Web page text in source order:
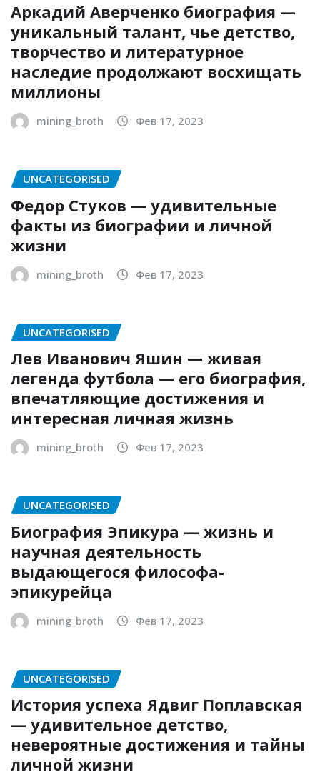
Аркадий Аверченко биография —
уникальный талант, чье детство,
творчество и литературное
наследие продолжают восхищать
миллионы
mining_broth Фев 17, 2023
UNCATEGORISED
Федор Стуков — удивительные
факты из биографии и личной
жизни
mining_broth Фев 17, 2023
UNCATEGORISED
Лев Иванович Яшин — живая
легенда футбола — его биография,
впечатляющие достижения и
интересная личная жизнь
mining_broth Фев 17, 2023
UNCATEGORISED
Биография Эпикура — жизнь и
научная деятельность
выдающегося философа-
эпикурейца
mining_broth Фев 17, 2023
UNCATEGORISED
История успеха Ядвиг Поплавская
— удивительное детство,
невероятные достижения и тайны
личной жизни